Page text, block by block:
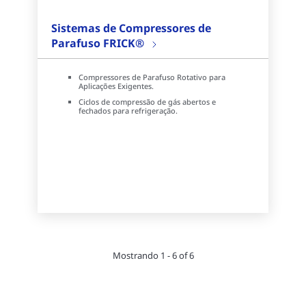
Sistemas de Compressores de
Parafuso FRICK®
Compressores de Parafuso Rotativo para
Aplicações Exigentes.
Ciclos de compressão de gás abertos e
fechados para refrigeração.
Mostrando 1 - 6 of 6